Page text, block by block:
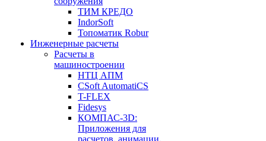
ТИМ КРЕДО
IndorSoft
Топоматик Robur
Инженерные расчеты
Расчеты в
машиностроении
НТЦ АПМ
CSoft AutomatiCS
T-FLEX
Fidesys
КОМПАС-3D:
Приложения для
расчетов, анимации,